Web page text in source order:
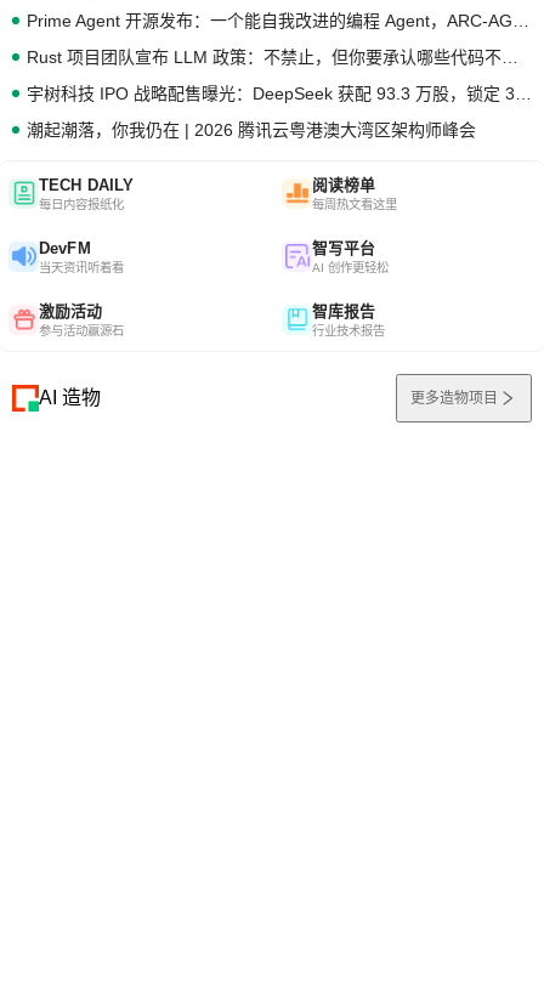
潮起潮落，你我仍在 | 2026 腾讯云粤港澳大湾区架构师峰会
TECH DAILY
每日内容报纸化
阅读榜单
每周热文看这里
DevFM
当天资讯听着看
智写平台
AI 创作更轻松
激励活动
参与活动赢源石
智库报告
行业技术报告
AI 造物 更多造物项目